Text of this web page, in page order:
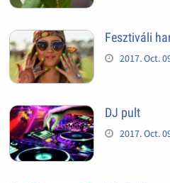
Fesztiváli
2017. Oct.
DJ pult
2017. Oct.